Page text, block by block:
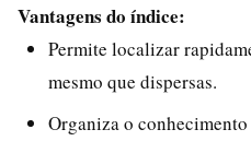
Vantagens do índice:
Permite localizar
mesmo que dispersas.
Organiza o